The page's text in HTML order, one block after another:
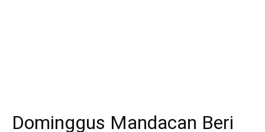
Dominggus Mandacan Beri